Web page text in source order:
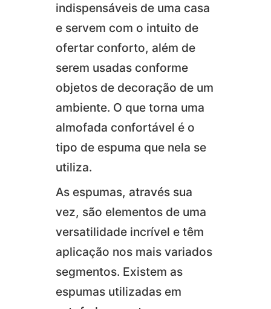
indispensáveis de uma casa
e servem com o intuito de
ofertar conforto, além de
serem usadas conforme
objetos de decoração de um
ambiente. O que torna uma
almofada confortável é o
tipo de espuma que nela se
utiliza.
As espumas, através sua
vez, são elementos de uma
versatilidade incrível e têm
aplicação nos mais variados
segmentos. Existem as
espumas utilizadas em